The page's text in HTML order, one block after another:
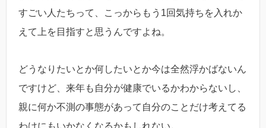
すごい人たちって、こっからもう1回気持ちを入れか
えて上を目指すと思うんですよね。
どうなりたいとか何したいとか今は全然浮かばないん
ですけど、来年も自分が健康でいるかわからないし、
親に何か不測の事態があって自分のことだけ考えてる
わけにもいかなくなるかもしれない。